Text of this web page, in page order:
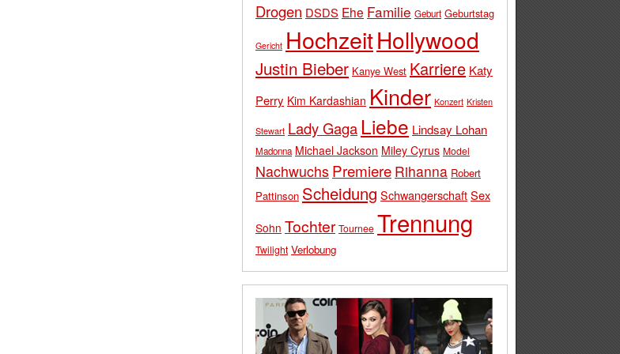
Drogen DSDS Ehe Familie Geburt Geburtstag
Gericht HochzeitHollywood
Justin Bieber Kanye West Karriere Katy
Perry Kim Kardashian Kinder Konzert Kristen
Stewart Lady Gaga Liebe Lindsay Lohan
Madonna Michael Jackson Miley Cyrus Model
Nachwuchs Premiere Rihanna Robert
Pattinson Scheidung SchwangerschaftSex
Sohn Tochter Tournee Trennung
Twilight Verlobung